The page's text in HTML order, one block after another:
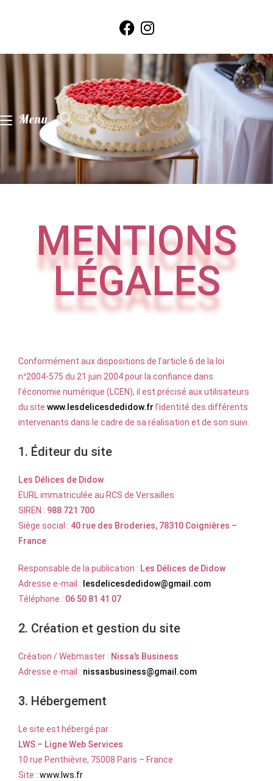
Menu
MENTIONS
LÉGALES
Conformément aux dispositions de l’article 6 de la loi
n°2004-575 du 21 juin 2004 pour la confiance dans
l’économie numérique (LCEN), il est précisé aux utilisateurs
du site www.lesdelicesdedidow.fr l’identité des différents
intervenants dans le cadre de sa réalisation et de son suivi.
1. Éditeur du site
Les Délices de Didow
EURL immatriculée au RCS de Versailles
SIREN : 988 721 700
Siège social : 40 rue des Broderies, 78310 Coignières –
France
Responsable de la publication : Les Délices de Didow
Adresse e-mail : lesdelicesdedidow@gmail.com
Téléphone : 06 50 81 41 07
2. Création et gestion du site
Création / Webmaster : Nissa’s Business
Adresse e-mail : nissasbusiness@gmail.com
3. Hébergement
Le site est hébergé par :
LWS – Ligne Web Services
10 rue Penthièvre, 75008 Paris – France
Site : www.lws.fr